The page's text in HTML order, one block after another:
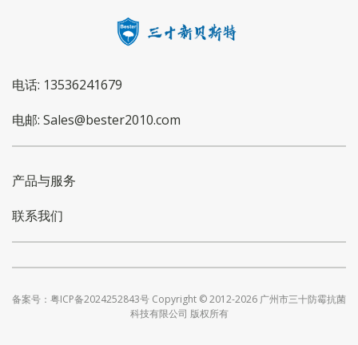
电话: 13536241679
电邮: Sales@bester2010.com
产品与服务
联系我们
备案号：粤ICP备2024252843号 Copyright © 2012-2026 广州市三十防霉抗菌
科技有限公司 版权所有